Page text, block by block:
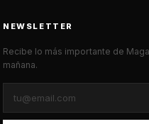
NEWSLETTER
Recibe lo más importante de
mañana.